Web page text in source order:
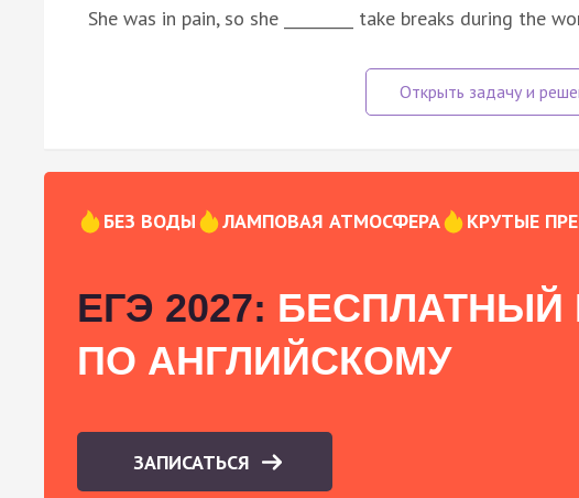
She was in pain, so she _________ take breaks during the
БЕЗ ВОДЫ ЛАМПОВАЯ АТМОСФЕРА КРУТЫЕ
ЕГЭ 2027: БЕСПЛАТНЫЙ
ПО АНГЛИЙСКОМУ
ЗАПИСАТЬСЯ